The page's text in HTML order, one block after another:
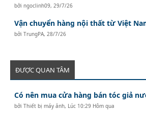
bởingoclinh09, 29/7/26
Vận chuyển hàng nội thất từ Việt
bởiTrungPA, 28/7/26
ĐƯỢC QUAN TÂM
Có nên mua cửa hàng bán tóc giả
bởiThiết bị máy ảnh, Lúc 10:29 Hôm qua